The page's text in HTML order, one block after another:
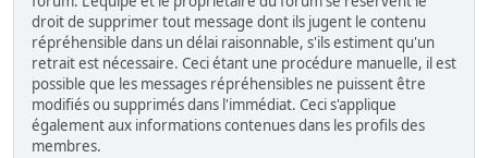
droit de supprimer tout message dont ils jugent le contenu
répréhensible dans un délai raisonnable, s'ils estiment qu'un
retrait est nécessaire. Ceci étant une procédure manuelle, il est
possible que les messages répréhensibles ne puissent être
modifiés ou supprimés dans l'immédiat. Ceci s'applique
également aux informations contenues dans les profils des
membres.